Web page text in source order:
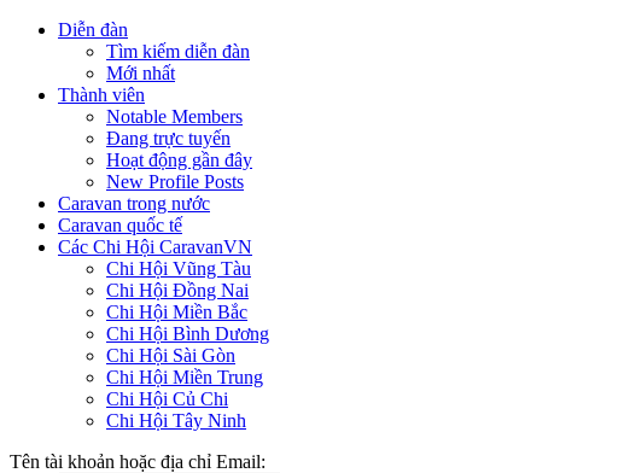
Diễn đàn
Tìm kiếm diễn đàn
Mới nhất
Thành viên
Notable Members
Đang trực tuyến
Hoạt động gần đây
New Profile Posts
Caravan trong nước
Caravan quốc tế
Các Chi Hội CaravanVN
Chi Hội Vũng Tàu
Chi Hội Đồng Nai
Chi Hội Miền Bắc
Chi Hội Bình Dương
Chi Hội Sài Gòn
Chi Hội Miền Trung
Chi Hội Củ Chi
Chi Hội Tây Ninh
Tên tài khoản hoặc địa chỉ Email: